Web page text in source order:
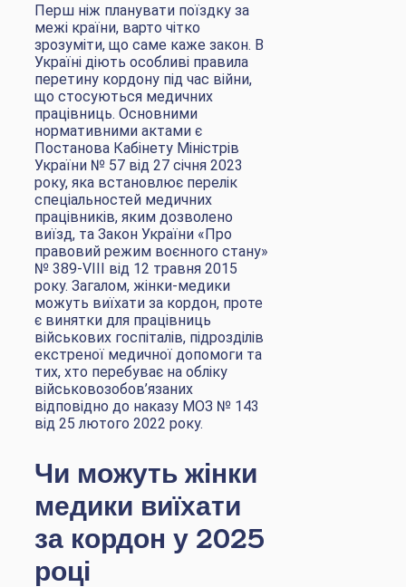
Перш ніж планувати поїздку за
межі країни, варто чітко
зрозуміти, що саме каже закон. В
Україні діють особливі правила
перетину кордону під час війни,
що стосуються медичних
працівниць. Основними
нормативними актами є
Постанова Кабінету Міністрів
України № 57 від 27 січня 2023
року, яка встановлює перелік
спеціальностей медичних
працівників, яким дозволено
виїзд, та Закон України «Про
правовий режим воєнного стану»
№ 389-VIII від 12 травня 2015
року. Загалом, жінки-медики
можуть виїхати за кордон, проте
є винятки для працівниць
військових госпіталів, підрозділів
екстреної медичної допомоги та
тих, хто перебуває на обліку
військовозобов’язаних
відповідно до наказу МОЗ № 143
від 25 лютого 2022 року.
Чи можуть жінки
медики виїхати
за кордон у 2025
році